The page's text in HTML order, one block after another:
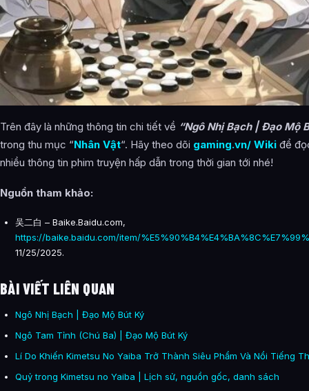
Trên đây là những thông tin chi tiết về “Ngô Nhị Bạch | Đạo Mộ
trong thu mục “Nhân Vật“. Hãy theo dõi gaming.vn/ Wiki để
nhiều thông tin phim truyện hấp dẫn trong thời gian tới nhé!
Nguồn tham khảo:
吴二白 – Baike.Baidu.com,
https://baike.baidu.com/item/
11/25/2025.
BÀI VIẾT LIÊN QUAN
Ngô Nhị Bạch | Đạo Mộ Bút Ký
Ngô Tam Tỉnh (Chú Ba) | Đạo Mộ Bút Ký
Lí Do Khiến Kimetsu No Yaiba Trở Thành Siêu Phẩm Và Nổi Tiếng
Quỷ trong Kimetsu no Yaiba | Lịch sử, nguồn gốc, danh sách